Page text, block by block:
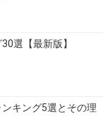
選【最新版】
キング5選とその理